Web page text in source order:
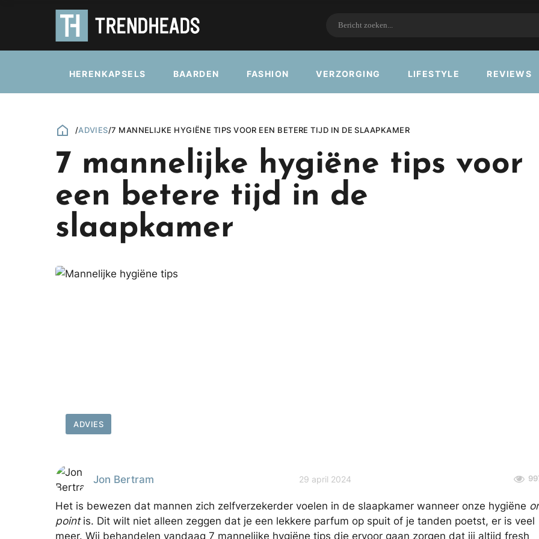
HERENKAPSELS BAARDEN FASHION VERZORGING LIFESTYLE REVIEWS
/ADVIES/7 MANNELIJKE HYGIËNE TIPS VOOR EEN BETERE TIJD IN DE SLAAPKAMER
7 mannelijke hygiëne tips voor
een betere tijd in de
slaapkamer
ADVIES
Jon Bertram 29 april 2024
Het is bewezen dat mannen zich zelfverzekerder voelen in de slaapkamer wanneer onze hygiëne
pointis. Dit wilt niet alleen zeggen dat je een lekkere parfum op spuit of je tanden poetst, er is veel
meer. Wij behandelen vandaag 7 mannelijke hygiëne tips die ervoor gaan zorgen dat jij altijd fresh